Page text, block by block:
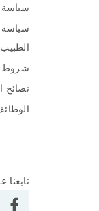
سياسة
الطبيب
شروط
نصائح
تابعنا